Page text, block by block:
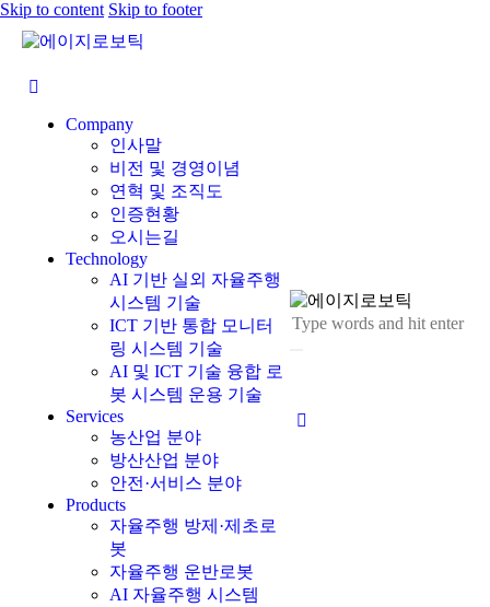
Skip to content Skip to footer
Company
인사말
비전 및 경영이념
연혁 및 조직도
인증현황
오시는길
Technology
AI 기반 실외 자율주행
시스템 기술
ICT 기반 통합 모니터
링 시스템 기술
AI 및 ICT 기술 융합 로
봇 시스템 운용 기술
Services
농산업 분야
방산산업 분야
안전·서비스 분야
Products
자율주행 방제·제초로
봇
자율주행 운반로봇
AI 자율주행 시스템